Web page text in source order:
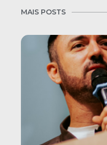
MAIS POSTS